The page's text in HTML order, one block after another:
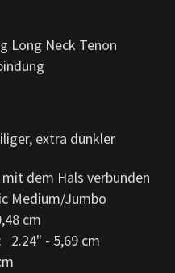
Long Neck Tenon
extra dunkler
dem Hals verbunden
Medium/Jumbo
cm
2.24" - 5,69 cm